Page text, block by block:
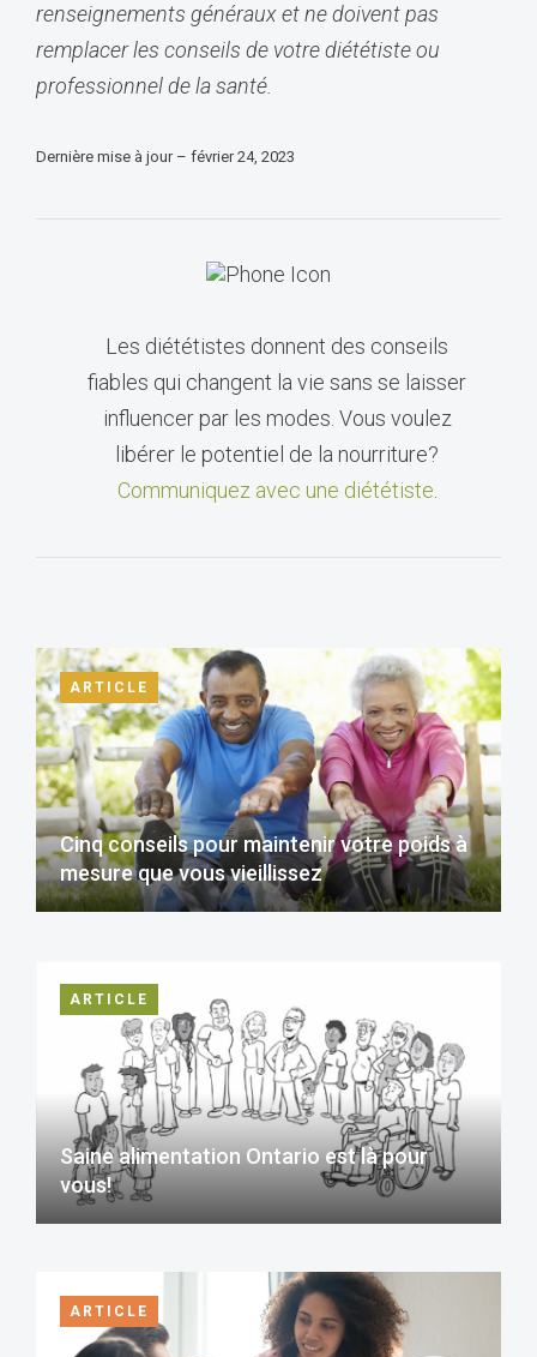
renseignements généraux et ne doivent pas
remplacer les conseils de votre diététiste ou
professionnel de la santé.
Dernière mise à jour – février 24, 2023
Les diététistes donnent des conseils
fiables qui changent la vie sans se laisser
influencer par les modes. Vous voulez
libérer le potentiel de la nourriture?
Communiquez avec une diététiste
ARTICLE
Cinq conseils pour maintenir votre poids à
mesure que vous vieillissez
ARTICLE
Saine alimentation Ontario est là pour
vous!
ARTICLE